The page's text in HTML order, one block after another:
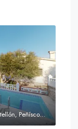
C. Guatemala, 6, 12598 Peñíscola, Castellón, Peñíscola, Communauté valencienne